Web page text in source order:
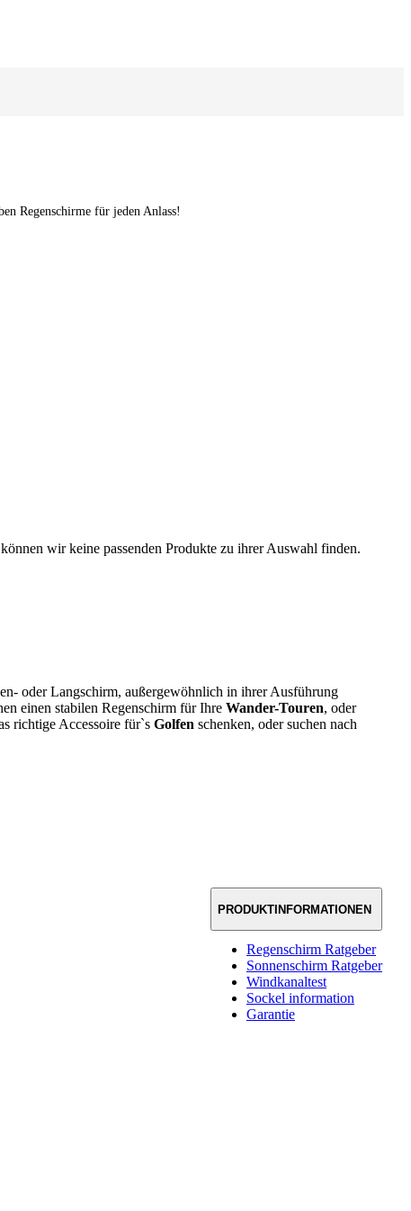
Regenschirme für jeden Anlass!
wir keine passenden Produkte zu ihrer Auswahl finden.
oder Langschirm, außergewöhnlich in ihrer Ausführung
einen stabilen Regenschirm für Ihre Wander-Touren, oder
richtige Accessoire für`s Golfen schenken, oder suchen nach
PRODUKTINFORMATIONEN
Regenschirm Ratgeber
Sonnenschirm Ratgeber
Windkanaltest
Sockel information
Garantie